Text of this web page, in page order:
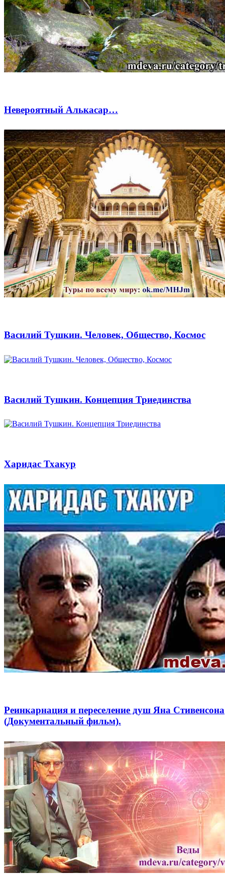
Невероятный Алькасар…
Василий Тушкин. Человек, Общество, Космос
Василий Тушкин. Концепция Триединства
Харидас Тхакур
Реинкарнация и переселение душ Яна Стивенсона
(Документальный фильм).